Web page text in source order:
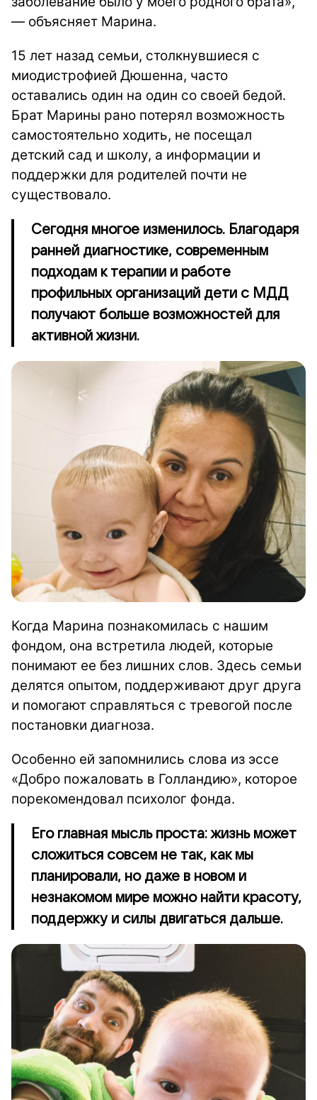
— объясняет Марина.
15 лет назад семьи, столкнувшиеся с
миодистрофией Дюшенна, часто
оставались один на один со своей бедой.
Брат Марины рано потерял возможность
самостоятельно ходить, не посещал
детский сад и школу, а информации и
поддержки для родителей почти не
существовало.
Сегодня многое изменилось. Благодаря
ранней диагностике, современным
подходам к терапии и работе
профильных организаций дети с МДД
получают больше возможностей для
активной жизни.
Когда Марина познакомилась с нашим
фондом, она встретила людей, которые
понимают ее без лишних слов. Здесь семьи
делятся опытом, поддерживают друг друга
и помогают справляться с тревогой после
постановки диагноза.
Особенно ей запомнились слова из эссе
«Добро пожаловать в Голландию», которое
порекомендовал психолог фонда.
Его главная мысль проста: жизнь может
сложиться совсем не так, как мы
планировали, но даже в новом и
незнакомом мире можно найти красоту,
поддержку и силы двигаться дальше.